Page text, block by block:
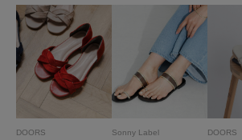
DOORS Sonny Label DOORS